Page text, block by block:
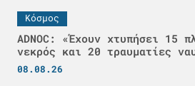
Κόσμος
ADNOC: «Έχουν χτυπήσει 15
νεκρός και 20 τραυματίες
08.08.26